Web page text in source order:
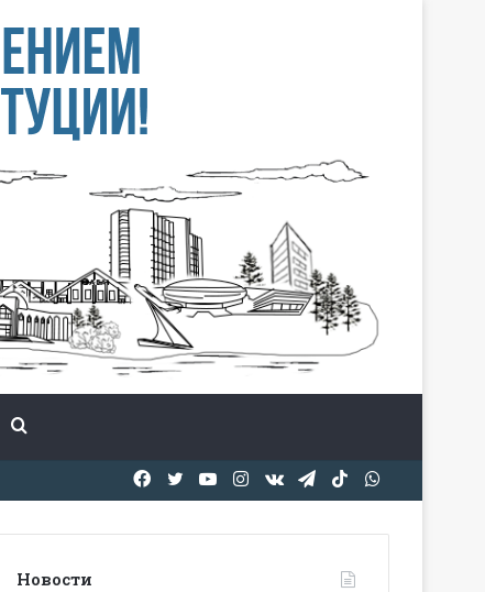
TikTok
Telegram
vk.com
Instagram
YouTube
Twitter
Facebook
Новости